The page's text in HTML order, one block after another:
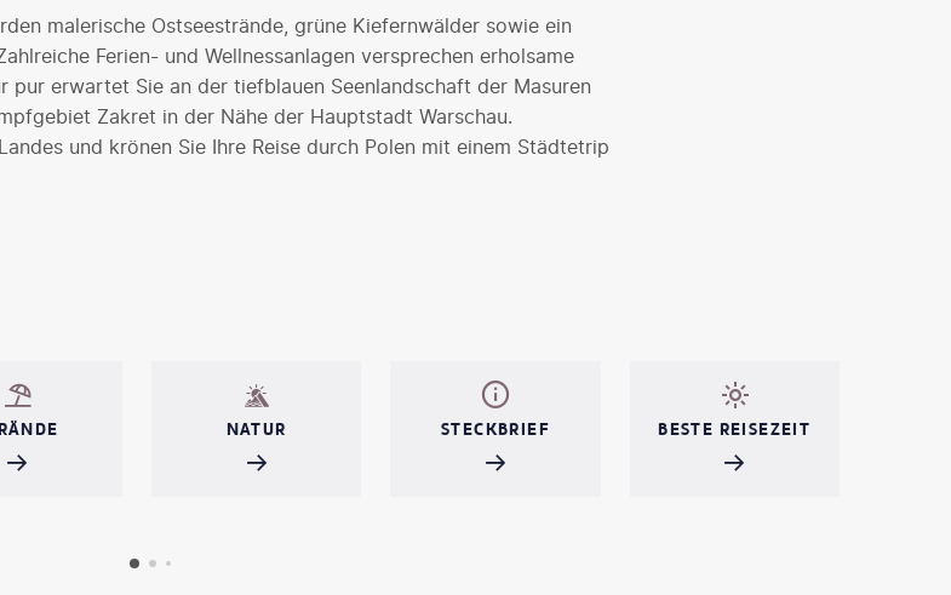
malerische Ostseestrände, grüne Kiefernwälder sowie ein
Ferien- und Wellnessanlagen versprechen erholsame
pur erwartet Sie an der tiefblauen Seenlandschaft der Masuren
Zakret in der Nähe der Hauptstadt Warschau.
und krönen Sie Ihre Reise durch Polen mit einem Städtetrip
NATUR STECKBRIEF BESTE REISEZEIT